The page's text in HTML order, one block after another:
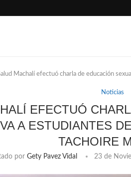
Machalí efectuó charla de educación
Noticias
EFECTUÓ
A ESTUDIANTES
TACHOIRE
porGety Pavez Vidal 23 de